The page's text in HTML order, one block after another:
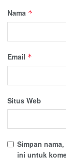
Nama *
Email *
Situs Web
Simpan
ini untuk